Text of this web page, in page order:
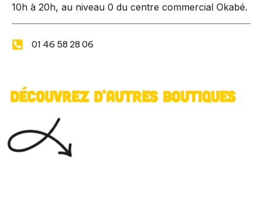
10h à 20h, au niveau 0 du centre commercial Okabé.
01 46 58 28 06
DÉCOUVREZ D'AUTRES BOUTIQUES